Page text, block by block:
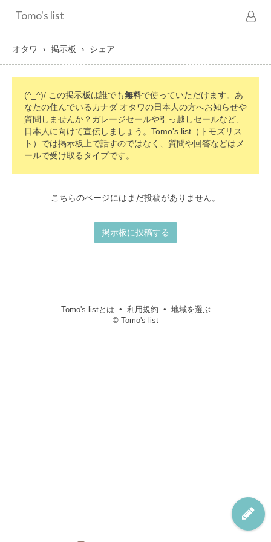
Tomo's list
オタワ 掲示板 シェア
(^_^)/ この掲示板は誰でも無料で使っていただけます。あ
なたの住んでいるカナダ オタワの日本人の方へお知らせや
質問しませんか？ガレージセールや引っ越しセールなど、
日本人に向けて宣伝しましょう。Tomo's list（トモズリス
ト）では掲示板上で話すのではなく、質問や回答などはメ
ールで受け取るタイプです。
こちらのページにはまだ投稿がありません。
掲示板に投稿する
Tomo's listとは 利用規約
地域を選ぶ
© Tomo's list